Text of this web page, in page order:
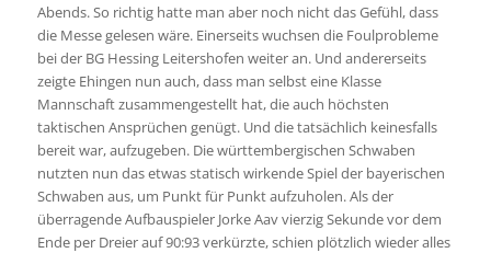
Abends. So richtig hatte man aber noch nicht das Gefühl, dass
die Messe gelesen wäre. Einerseits wuchsen die Foulprobleme
bei der BG Hessing Leitershofen weiter an. Und andererseits
zeigte Ehingen nun auch, dass man selbst eine Klasse
Mannschaft zusammengestellt hat, die auch höchsten
taktischen Ansprüchen genügt. Und die tatsächlich keinesfalls
bereit war, aufzugeben. Die württembergischen Schwaben
nutzten nun das etwas statisch wirkende Spiel der bayerischen
Schwaben aus, um Punkt für Punkt aufzuholen. Als der
überragende Aufbauspieler Jorke Aav vierzig Sekunde vor dem
Ende per Dreier auf 90:93 verkürzte, schien plötzlich wieder alles